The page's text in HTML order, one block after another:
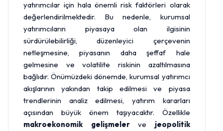
yatırımcılar için hala önemli risk faktörleri olarak
değerlendirilmektedir. Bu nedenle, kurumsal
yatırımcıların piyasaya olan ilgisinin
sürdürülebilirliği, düzenleyici çerçevenin
netleşmesine, piyasanın daha şeffaf hale
gelmesine ve volatilite riskinin azaltılmasına
bağlıdır. Önümüzdeki dönemde, kurumsal yatırımcı
akışlarının yakından takip edilmesi ve piyasa
trendlerinin analiz edilmesi, yatırım kararları
açısından büyük önem taşıyacaktır. Özellikle
makroekonomik gelişmelerve jeopolitik